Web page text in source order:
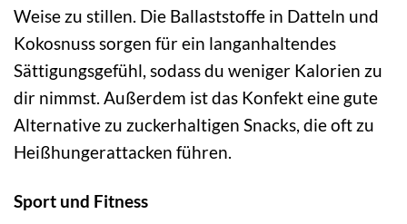
Weise zu stillen. Die Ballaststoffe in Datteln und
Kokosnuss sorgen für ein langanhaltendes
Sättigungsgefühl, sodass du weniger Kalorien zu
dir nimmst. Außerdem ist das Konfekt eine gute
Alternative zu zuckerhaltigen Snacks, die oft zu
Heißhungerattacken führen.
Sport und Fitness